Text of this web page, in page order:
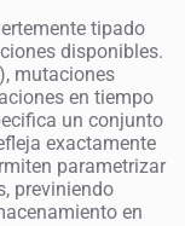
tipado
disponibles.
mutaciones
en tiempo
un conjunto
exactamente
parametrizar
previniendo
en